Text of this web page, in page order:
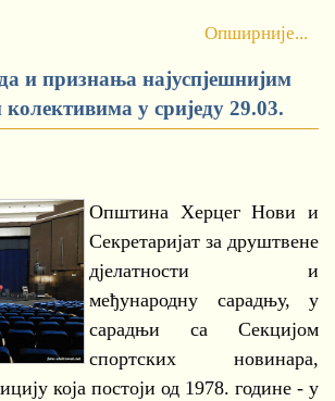
Опширније...
и признања најуспјешнијим
у сриједу 29.03.
Општина Херцег Нови и
Секретаријат за друштвене
дјелатности и
међународну сарадњу, у
сарадњи са Секцијом
спортских новинара,
која постоји од 1978. године - у